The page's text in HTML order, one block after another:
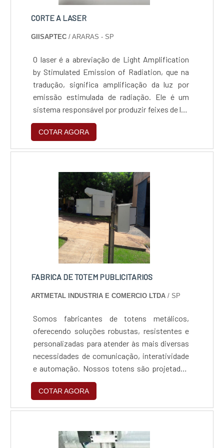
CORTE A LASER
GIISAPTEC / ARARAS - SP
O laser é a abreviação de Light Amplification
by Stimulated Emission of Radiation, que na
tradução, significa amplificação da luz por
emissão estimulada de radiação. Ele é um
sistema responsável por produzir feixes de luz
concentrados por meio de estimulações
eletrônicas ou transmissões moleculares para
níveis mais baixos de energia em um meio
corte, já que ele é considerado uma ferramenta
de corte....
COTAR AGORA
FABRICA DE TOTEM PUBLICITARIOS
ARTMETAL INDUSTRIA E COMERCIO LTDA / SP
Somos fabricantes de totens metálicos,
oferecendo soluções robustas, resistentes e
personalizadas para atender às mais diversas
necessidades de comunicação, interatividade
e automação. Nossos totens são projetados
com materiais de alta qualidade, como aço
carbono, aço inox e alumínio, garantindo
resistência e durabilidade mesmo em
adversas.
COTAR AGORA